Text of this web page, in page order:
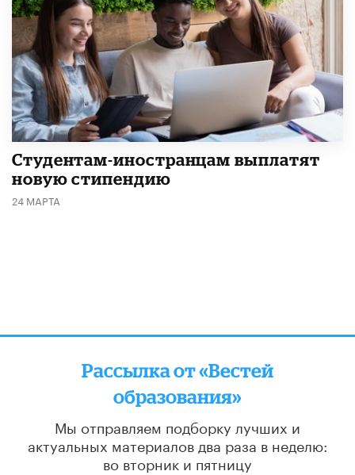
Студентам-иностранцам выплатят
новую стипендию
24 МАРТА
Рассылка от «Вестей
образования»
Мы отправляем подборку лучших и
актуальных материалов два раза в неделю:
во вторник и пятницу